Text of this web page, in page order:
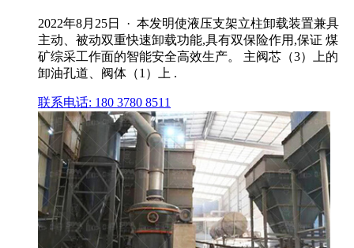
2022年8月25日 · 本发明使液压支架立柱卸载装置兼具
主动、被动双重快速卸载功能,具有双保险作用,保证 煤
矿综采工作面的智能安全高效生产。 主阀芯（3）上的
卸油孔道、阀体（1）上 .
联系电话: 180 3780 8511